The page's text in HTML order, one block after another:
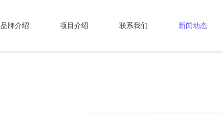
品牌介绍 项目介绍 联系我们 新闻动态